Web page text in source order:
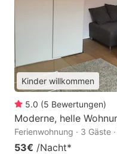
Kinder willkommen
5.0 (5 Bewertungen)
Moderne, helle
Ferienwohnung · 3 Gäste
53€ /Nacht*